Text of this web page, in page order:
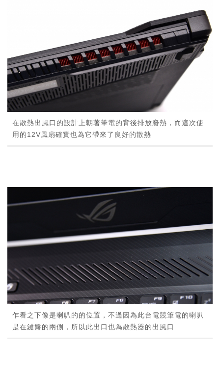
在散熱出風口的設計上朝著筆電的背後排放廢熱，而這次使
用的12V風扇確實也為它帶來了良好的散熱
乍看之下像是喇叭的的位置，不過因為此台電競筆電的喇叭
是在鍵盤的兩側，所以此出口也為散熱器的出風口